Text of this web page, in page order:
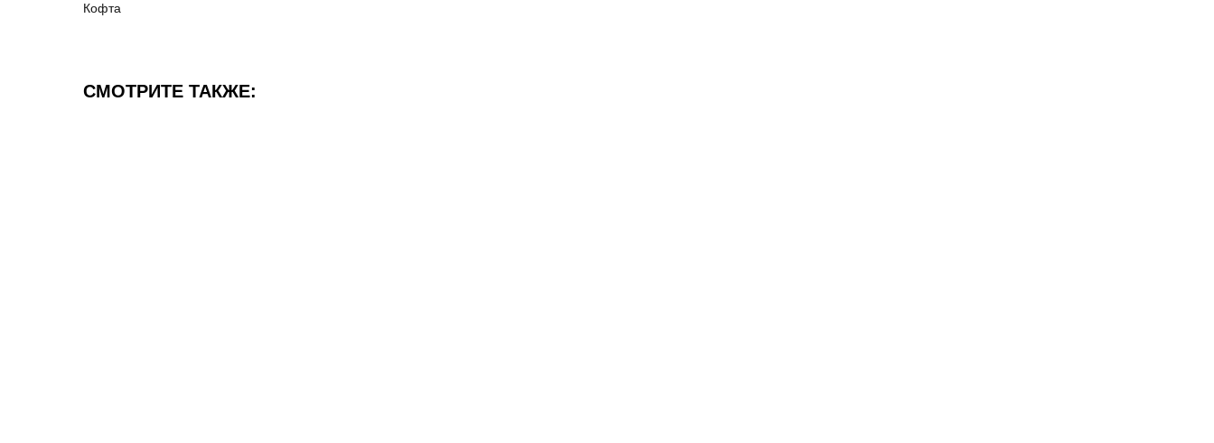
Кофта
СМОТРИТЕ ТАКЖЕ: